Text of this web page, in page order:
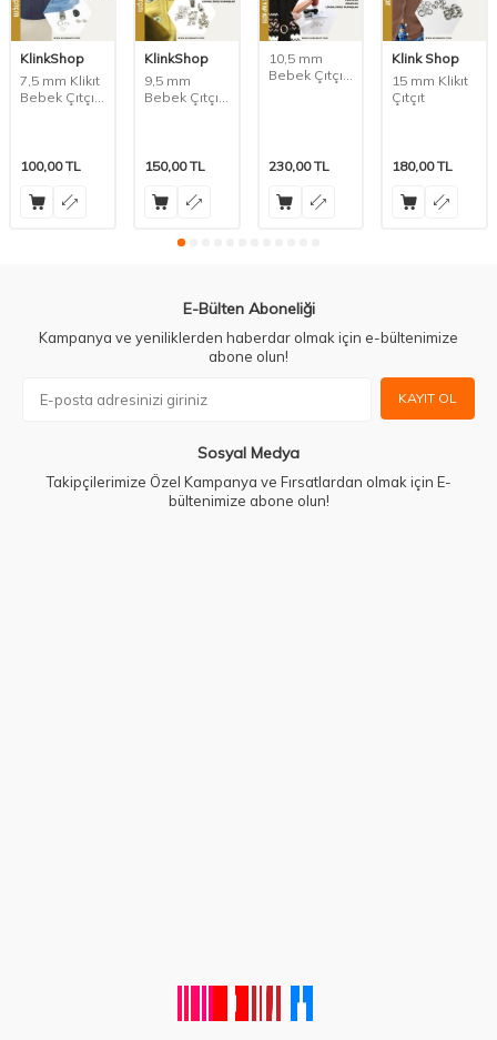
KlinkShop
7,5 mm Klikıt
Bebek Çıtçıtı
100,00TL
KlinkShop
9,5 mm
Bebek Çıtçıtı
150,00TL
10,5 mm
Bebek Çıtçıt
230,00TL
Klink Shop
15 mm Klikıt
Çıtçıt
180,00TL
E-Bülten Aboneliği
Kampanya ve yeniliklerden haberdar olmak için e-bültenimize
abone olun!
KAYIT OL
Sosyal Medya
Takipçilerimize Özel Kampanya ve Fırsatlardan olmak için E-
bültenimize abone olun!